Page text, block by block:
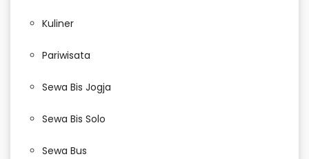
Kuliner
Pariwisata
Sewa Bis Jogja
Sewa Bis Solo
Sewa Bus